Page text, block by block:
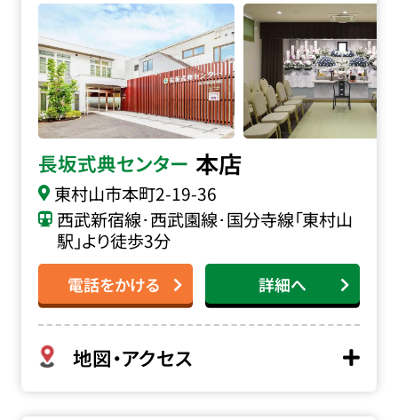
長坂式典センター 本店
東村山市本町2-19-36
西武新宿線･西武園線･国分寺線「東村山
駅」より徒歩3分
電話をかける 詳細へ
地図・アクセス